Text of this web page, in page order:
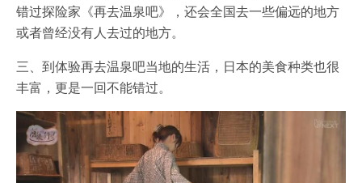
错过探险家《再去温泉吧》，还会全国去一些偏远的地方
或者曾经没有人去过的地方。
三、到体验再去温泉吧当地的生活，日本的美食种类也很
丰富，更是一回不能错过。